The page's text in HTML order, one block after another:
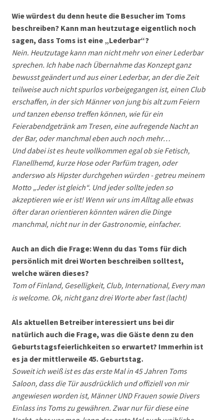
Wie würdest du denn heute die Besucher im Toms
beschreiben? Kann man heutzutage eigentlich noch
sagen, dass Toms ist eine „Lederbar“?
Nein. Heutzutage kann man nicht mehr von einer Lederbar
sprechen. Ich habe nach Übernahme das Konzept ganz
bewusst geändert und aus einer Lederbar, an der die Zeit
teilweise auch nicht spurlos vorbeigegangen ist, einen Club
erschaffen, in der sich Männer von jung bis alt zum Feiern
und tanzen ebenso treffen können, wie für ein
Feierabendgetränk am Tresen, eine aufregende Nacht an
der Bar, oder manchmal eben auch noch mehr…
Und dabei ist es heute vollkommen egal ob sie Fetisch,
Flanellhemd, kurze Hose oder Parfüm tragen, oder
anderswo als Hipster durchgehen würden - getreu meinem
Motto „Jeder ist gleich“. Und jeder sollte jeden so
akzeptieren wie er ist! Wenn wir uns im Alltag alle etwas
öfter daran orientieren könnten wären die Dinge
manchmal, nicht nur in der Gastronomie, einfacher.
Auch an dich die Frage: Wenn du das Toms für dich
persönlich mit drei Worten beschreiben solltest,
welche wären dieses?
Tom of Finland, Geselligkeit, Club, International, Every man
is welcome. Ok, nicht ganz drei Worte aber fast (lacht)
Als aktuellen Betreiber interessiert uns bei dir
natürlich auch die Frage, was die Gäste denn zu den
Geburtstagsfeierlichkeiten so erwartet? Immerhin ist
es ja der mittlerweile 45. Geburtstag.
Soweit ich weiß ist es das erste Mal in 45 Jahren Toms
Saloon, dass die Tür ausdrücklich und offiziell von mir
angewiesen worden ist, Männer UND Frauen sowie Divers
Einlass ins Toms zu gewähren. Zwar nur für diese eine